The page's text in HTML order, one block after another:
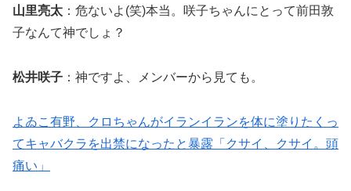
山里亮太 ：危ないよ(笑)本当。咲子ちゃんにとって前田敦
子なんて神でしょ？
松井咲子 ：神ですよ、メンバーから見ても。
よゐこ有野、クロちゃんがイランイランを体に塗りたくっ
てキャバクラを出禁になったと暴露「クサイ、クサイ。頭
痛い」